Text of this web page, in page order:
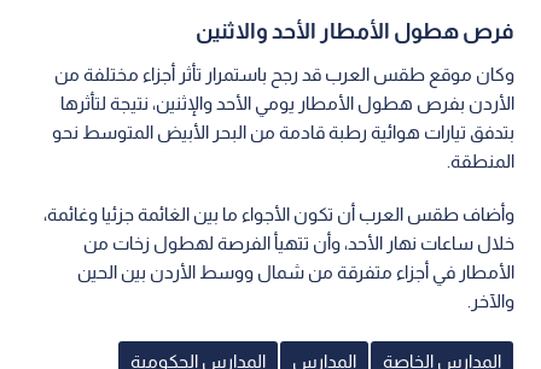
فرص هطول الأمطار الأحد والاثنين
وكان موقع طقس العرب قد رجح باستمرار تأثر أجزاء مختلفة من
الأردن بفرص هطول الأمطار يومي الأحد والإثنين، نتيجة لتأثرها
بتدفق تيارات هوائية رطبة قادمة من البحر الأبيض المتوسط نحو
المنطقة.
وأضاف طقس العرب أن تكون الأجواء ما بين الغائمة جزئيا وغائمة،
خلال ساعات نهار الأحد، وأن تتهيأ الفرصة لهطول زخات من
الأمطار في أجزاء متفرقة من شمال ووسط الأردن بين الحين
والآخر.
المدارس الخاصة المدارس المدارس الحكومية